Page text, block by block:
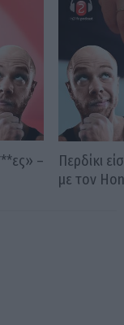
–
Περδίκι
με τον